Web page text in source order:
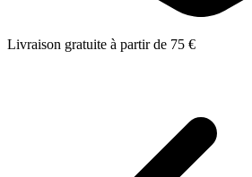
Livraison gratuite à partir de 75 €